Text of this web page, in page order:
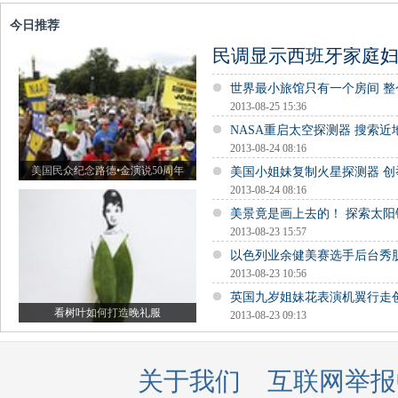
今日推荐
美国民众纪念路德•金演说50周年
看树叶如何打造晚礼服
民调显示西班牙家庭
世界最小旅馆只有一个房间
2013-08-25 15:36
NASA重启太空探测器 搜索近
2013-08-24 08:16
美国小姐妹复制火星探测器
2013-08-24 08:16
美景竟是画上去的！ 探索太
2013-08-23 15:57
以色列业余健美赛选手后台秀
2013-08-23 10:56
英国九岁姐妹花表演机翼行走
2013-08-23 09:13
关于我们
互联网举